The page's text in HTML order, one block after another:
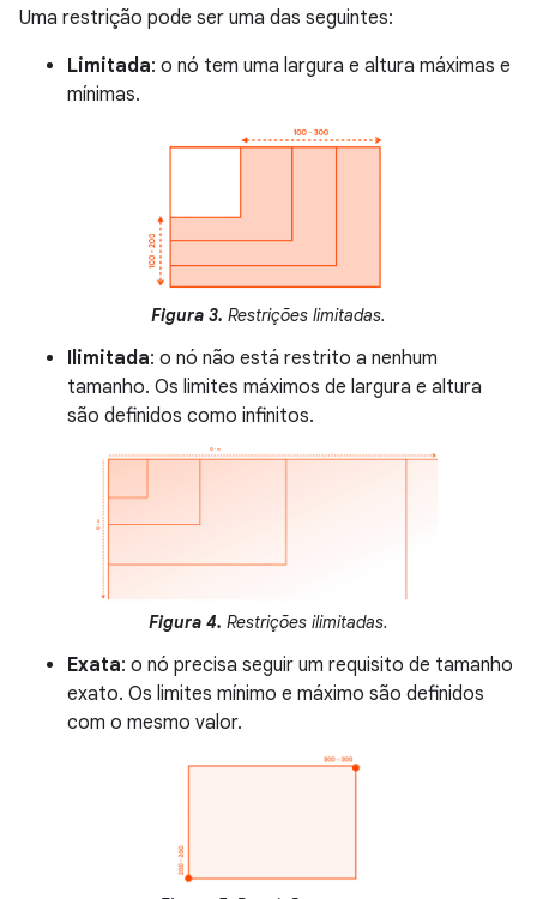
Uma restrição pode ser uma das seguintes:
Limitada: o nó tem uma largura e altura máximas e
mínimas.
Figura 3. Restrições limitadas.
Ilimitada: o nó não está restrito a nenhum
tamanho. Os limites máximos de largura e altura
são definidos como infinitos.
Figura 4. Restrições ilimitadas.
Exata: o nó precisa seguir um requisito de tamanho
exato. Os limites mínimo e máximo são definidos
com o mesmo valor.